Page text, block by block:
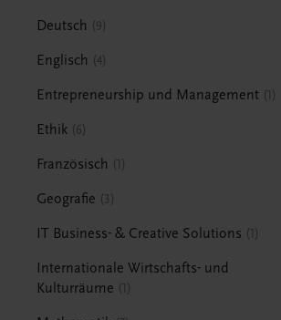
Deutsch 9
Englisch 4
Entrepreneurship und Management 1
Ethik 6
Französisch 1
Geografie 3
IT Business- & Creative Solutions 1
Internationale Wirtschafts- und
Kulturräume
1